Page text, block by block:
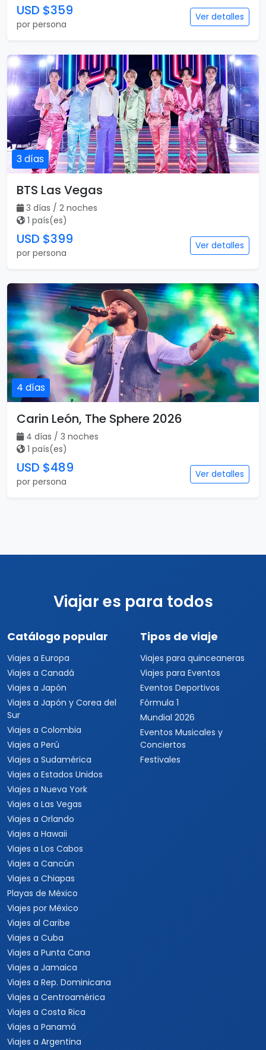
USD $359
por persona
Ver detalles
3 días
BTS Las Vegas
3 días / 2 noches
1 país(es)
USD $399
por persona
Ver detalles
4 días
Carin León, The Sphere 2026
4 días / 3 noches
1 país(es)
USD $489
por persona
Ver detalles
Viajar es para todos
Catálogo popular
Viajes a Europa
Viajes a Canadá
Viajes a Japón
Viajes a Japón y Corea del
Sur
Viajes a Colombia
Viajes a Perú
Viajes a Sudamérica
Viajes a Estados Unidos
Viajes a Nueva York
Viajes a Las Vegas
Viajes a Orlando
Viajes a Hawaii
Viajes a Los Cabos
Viajes a Cancún
Viajes a Chiapas
Playas de México
Viajes por México
Viajes al Caribe
Viajes a Cuba
Viajes a Punta Cana
Viajes a Jamaica
Viajes a Rep. Dominicana
Viajes a Centroamérica
Viajes a Costa Rica
Viajes a Panamá
Viajes a Argentina
Tipos de viaje
Viajes para quinceaneras
Viajes para Eventos
Eventos Deportivos
Fórmula 1
Mundial 2026
Eventos Musicales y
Conciertos
Festivales